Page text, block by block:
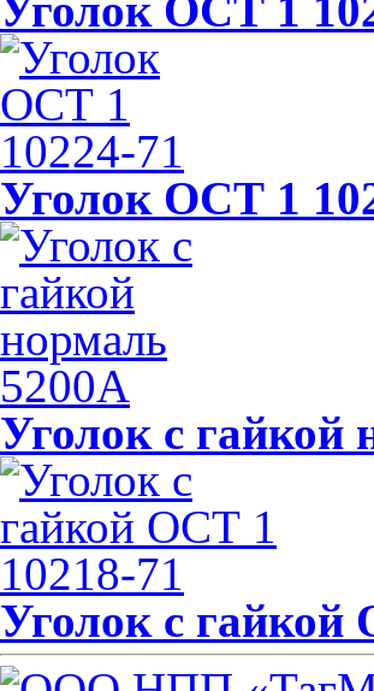
Уголок ОСТ 1
Уголок с гайкой
Уголок с